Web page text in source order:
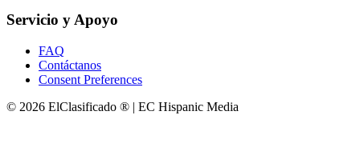
Servicio y Apoyo
FAQ
Contáctanos
Consent Preferences
© 2026 ElClasificado ® | EC Hispanic Media